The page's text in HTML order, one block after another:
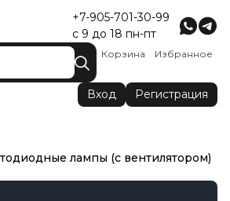
+7-905-701-30-99
с 9 до 18 пн-пт
Корзина Избранное
Вход Регистрация
лампы (с вентилятором)